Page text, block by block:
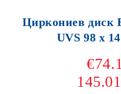
Циркониев диск
UVS 98 x